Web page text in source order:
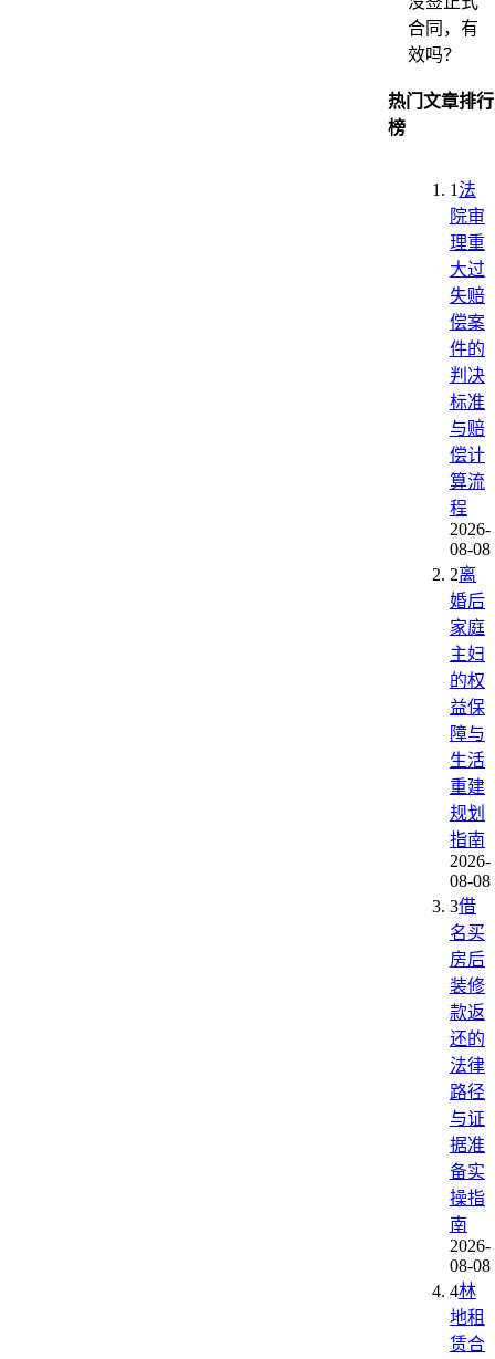
合同，有
效吗？
热门文章排行
榜
1法
院审
理重
大过
失赔
偿案
件的
判决
标准
与赔
偿计
算流
程
2026-
08-08
2离
婚后
家庭
主妇
的权
益保
障与
生活
重建
规划
指南
2026-
08-08
3借
名买
房后
装修
款返
还的
法律
路径
与证
据准
备实
操指
南
2026-
08-08
4林
地租
赁合